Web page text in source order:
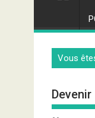
Vous